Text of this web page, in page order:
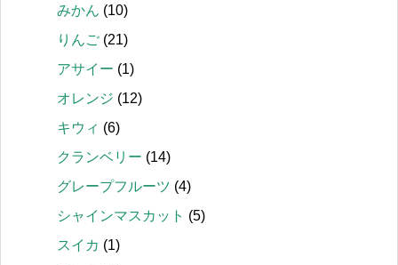
みかん (10)
りんご (21)
アサイー (1)
オレンジ (12)
キウィ (6)
クランベリー (14)
グレープフルーツ (4)
シャインマスカット (5)
スイカ (1)